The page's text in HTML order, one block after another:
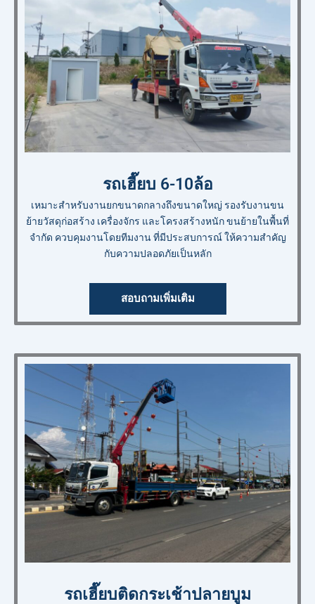
รถเฮี๊ยบ 6-10ล้อ
เหมาะสำหรับงานยกขนาดกลางถึงขนาดใหญ่ รองรับงานขน
ย้ายวัสดุก่อสร้าง เครื่องจักร และโครงสร้างหนัก ขนย้ายในพื้นที่
จำกัด ควบคุมงานโดยทีมงาน ที่มีประสบการณ์ ให้ความสำคัญ
กับความปลอดภัยเป็นหลัก
สอบถามเพิ่มเติม
รถเฮี๊ยบติดกระเช้าปลายบูม